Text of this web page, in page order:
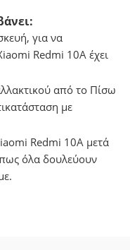
για να
Redmi 10A έχει
από το Πίσω
με
Redmi 10A μετά
όλα δουλεύουν